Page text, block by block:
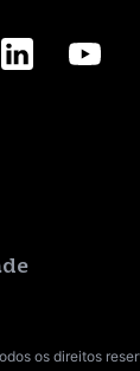
os direitos